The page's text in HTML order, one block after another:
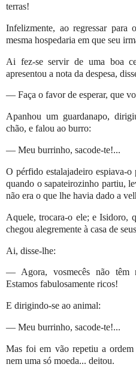
terras!
Infelizmente, ao regressar para
mesma hospedaria em que seu
Ai fez-se servir de uma boa
apresentou a nota da despesa,
— Faça o favor de esperar, que
Apanhou um guardanapo,
chão, e falou ao burro:
— Meu burrinho, sacode-te!...
O pérfido estalajadeiro espiava-
quando o sapateirozinho partiu,
não era o que lhe havia dado a
Aquele, trocara-o ele; e Isidoro,
chegou alegremente à casa de
Ai, disse-lhe:
— Agora, vosmecês não têm
Estamos fabulosamente ricos!
E dirigindo-se ao animal:
— Meu burrinho, sacode-te!...
Mas foi em vão repetiu a
nem uma só moeda... deitou.